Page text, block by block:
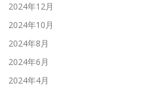
2024年12月
2024年10月
2024年8月
2024年6月
2024年4月